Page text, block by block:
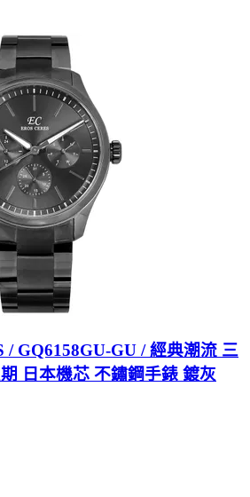
/ GQ6158GU-GU / 經典潮流 三
日本機芯 不鏽鋼手錶 鍍灰